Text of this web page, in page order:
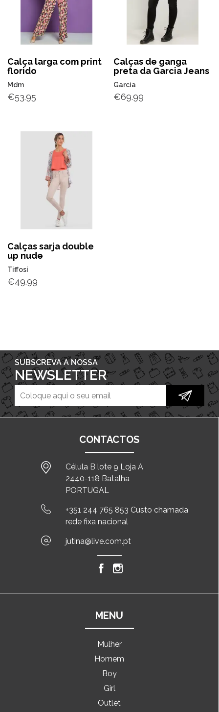
Calça larga com print
florido
Mdm
€53.95
Calças de ganga
preta da Garcia Jeans
Garcia
€69.99
Calças sarja double
up nude
Tiffosi
€49.99
SUBSCREVA A NOSSA
NEWSLETTER
CONTACTOS
Célula B lote 9 Loja A
2440-118 Batalha
PORTUGAL
+351 244 765 853 Custo chamada
rede fixa nacional
jutina@live.com.pt
MENU
Mulher
Homem
Boy
Girl
Outlet